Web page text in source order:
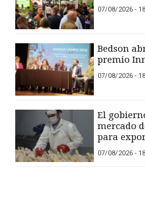
07/08/2026 -
Bedson
premio
07/08/2026 -
El
mercado
para
07/08/2026 -